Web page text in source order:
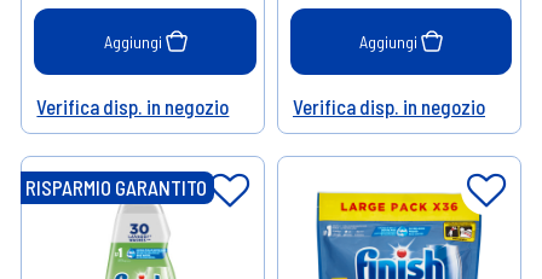
Aggiungi
Help
Verifica disp. in negozio
Aggiungi
Help
Verifica disp. in negozio
RISPARMIO GARANTITO